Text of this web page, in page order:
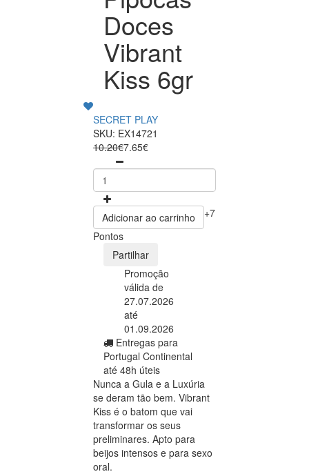
Doces
Vibrant
Kiss 6gr
SECRET PLAY
SKU: EX14721
10.20€7.65€
Adicionar ao carrinho
+7
Pontos
Partilhar
Promoção
válida de
27.07.2026
até
01.09.2026
Entregas para
Portugal Continental
até 48h úteis
Nunca a Gula e a Luxúria
se deram tão bem. Vibrant
Kiss é o batom que vai
transformar os seus
preliminares. Apto para
beijos intensos e para sexo
oral.